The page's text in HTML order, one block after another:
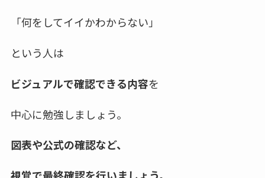
「何をしてイイかわからない」
という人は
ビジュアルで確認できる内容を
中心に勉強しましょう。
図表や公式の確認など、